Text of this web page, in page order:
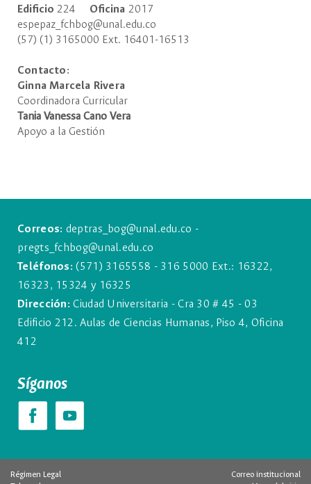
Ediﬁcio 224 Oﬁcina 2017
espepaz_fchbog@unal.edu.co
(57) (1) 3165000 Ext. 16401-16513
Contacto:
Ginna Marcela Rivera
Coordinadora Curricular
Tania Vanessa Cano Vera
Apoyo a la Gestión
Correos: deptras_bog@unal.edu.co -
pregts_fchbog@unal.edu.co
Teléfonos:(571) 3165558 - 316 5000 Ext.: 16322,
16323, 15324 y 16325
Dirección:Ciudad Universitaria - Cra 30 # 45 - 03
Edificio 212. Aulas de Ciencias Humanas, Piso 4, Oficina
412
Síganos
Régimen Legal
Correo institucional